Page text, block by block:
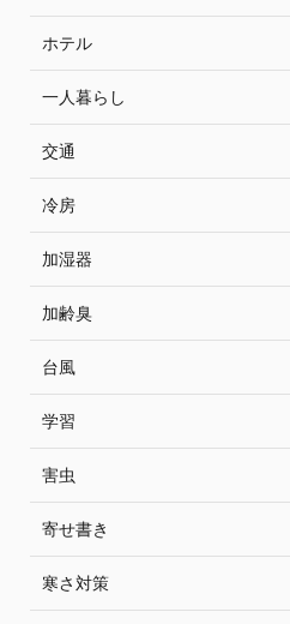
ホテル
一人暮らし
交通
冷房
加湿器
加齢臭
台風
学習
害虫
寄せ書き
寒さ対策